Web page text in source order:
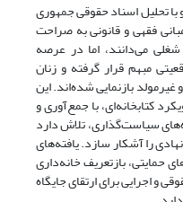
و با تحلیل اسناد حقوقی جمهوری
فقهی و قانونی به صراحت
می‌دانند، اما در عرصه
مبهم قرار گرفته و زنان
غیرمولد بازنمایی شده‌اند. این
کتابخانه‌ای، با جمع‌آوری و
سیاست‌گذاری، تلاش دارد
را آشکار سازد. یافته‌های
حمایتی، بازتعریف خانه‌داری
و اجرایی برای ارتقای جایگاه